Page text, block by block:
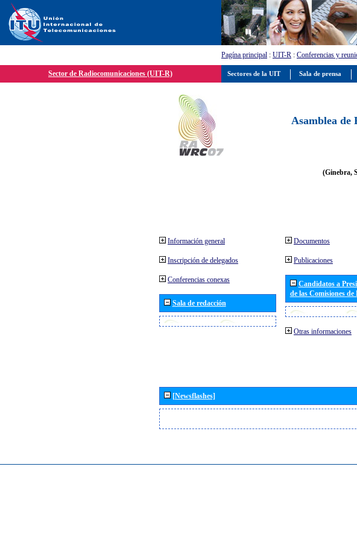
Pagína principal : UIT-R : Conferencias y
Sector de Radiocomunicaciones (UIT-R)
Asamblea de
(Ginebra,
Información general
Inscripción de delegados
Conferencias conexas
Sala de redacción
Documentos
Publicaciones
Candidatos a
de las Comisiones
Otras informaciones
[Newsflashes]
Sectores de la UIT Sala de prensa